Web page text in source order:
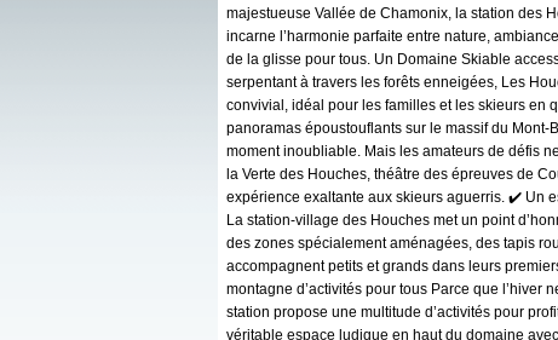
majestueuse Vallée de Chamonix, la station des
incarne l’harmonie parfaite entre nature,
de la glisse pour tous. Un Domaine Skiable
serpentant à travers les forêts enneigées, Les
convivial, idéal pour les familles et les skieurs en
panoramas époustouflants sur le massif du
moment inoubliable. Mais les amateurs de défis
la Verte des Houches, théâtre des épreuves de
expérience exaltante aux skieurs aguerris. ✔️ Un
La station-village des Houches met un point
des zones spécialement aménagées, des tapis
accompagnent petits et grands dans leurs
montagne d’activités pour tous Parce que l’hiver
station propose une multitude d’activités pour
véritable espace ludique en haut du domaine